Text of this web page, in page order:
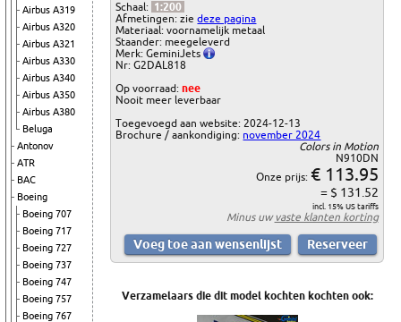
Airbus A319
Airbus A320
Airbus A321
Airbus A330
Airbus A340
Airbus A350
Airbus A380
Beluga
Antonov
ATR
BAC
Boeing
Boeing 707
Boeing 717
Boeing 727
Boeing 737
Boeing 747
Boeing 757
Boeing 767
Schaal: 1:200
Afmetingen: ziedeze pagina
Materiaal: voornamelijk metaal
Staander: meegeleverd
Merk: GeminiJets
Nr: G2DAL818
Op voorraad:nee
Nooit meer leverbaar
Toegevoegd aan website: 2024-12-13
Brochure / aankondiging: november 2024
Colors in Motion
N910DN
Onze prijs: € 113.95
= $ 131.52
incl. 15% US tariffs
Minus uwvaste klanten korting
Verzamelaars die dit model kochten kochten ook: